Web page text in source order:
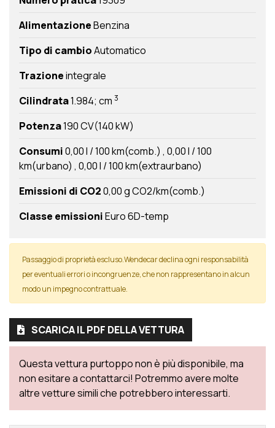
AlimentazioneBenzina
Tipo di cambioAutomatico
Trazioneintegrale
Cilindrata1.984; cm 3
Potenza190 CV(140 kW)
Consumi0,00 l / 100 km(comb.) 0,00 l / 100
km(urbano) 0,00 l / 100 km(extraurbano)
Emissioni di CO20,00 g CO2/km(comb.)
Classe emissioniEuro 6D-temp
Passaggio di proprietà escluso.Wendecar declina ogni responsabilità
per eventuali errori o incongruenze, che non rappresentano in alcun
modo un impegno contrattuale.
SCARICA IL PDF DELLA VETTURA
Questa vettura purtoppo non è più disponibile, ma
non esitare a contattarci! Potremmo avere molte
altre vetture simili che potrebbero interessarti.